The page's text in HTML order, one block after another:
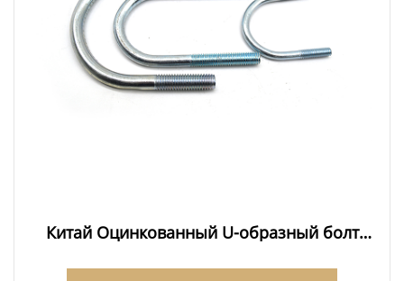
Китай Оцинкованный U-образный болт